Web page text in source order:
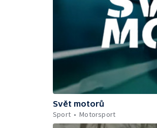
Svět motorů
Sport
Motorsport